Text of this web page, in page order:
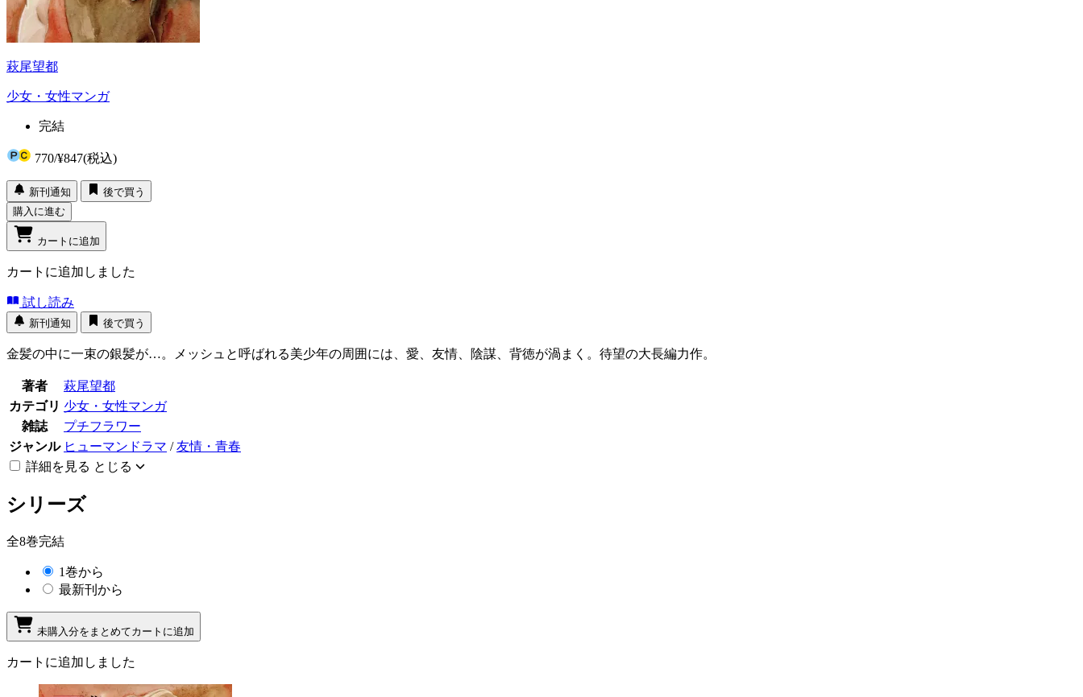
萩尾望都
少女・女性マンガ
完結
770/¥847(税込)
新刊通知
後で買う
購入に進む
カートに追加
カートに追加しました
試し読み
新刊通知 後で買う
金髪の中に一束の銀髪が…。メッシュと呼ばれる美少年の周囲には、愛、友情、陰謀、背徳が渦まく。待望の大長編力作。
著者
萩尾望都
カテゴリ 少女・女性マンガ
雑誌
プチフラワー
ジャンル ヒューマンドラマ /友情・青春
詳細を見る とじる
シリーズ
全8巻完結
1巻から
最新刊から
未購入分をまとめてカートに追加
カートに追加しました